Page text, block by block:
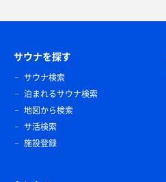
サウナを探す
サウナ検索
泊まれるサウナ検索
地図から検索
サ活検索
施設登録